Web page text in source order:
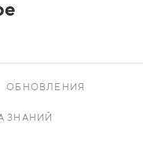
ОБНОВЛЕНИЯ
ЗНАНИЙ